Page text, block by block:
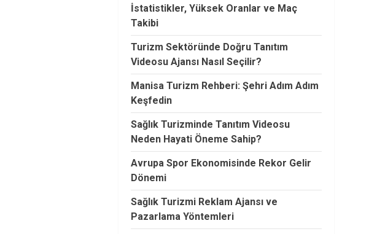
İstatistikler, Yüksek Oranlar ve Maç
Takibi
Turizm Sektöründe Doğru Tanıtım
Videosu Ajansı Nasıl Seçilir?
Manisa Turizm Rehberi: Şehri Adım Adım
Keşfedin
Sağlık Turizminde Tanıtım Videosu
Neden Hayati Öneme Sahip?
Avrupa Spor Ekonomisinde Rekor Gelir
Dönemi
Sağlık Turizmi Reklam Ajansı ve
Pazarlama Yöntemleri